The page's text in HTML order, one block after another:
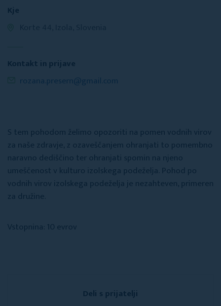
Kje
Kontakt in prijave
rozana.presern@gmail.com
S tem pohodom želimo opozoriti na pomen vodnih virov
za naše zdravje, z ozaveščanjem ohranjati to pomembno
naravno dediščino ter ohranjati spomin na njeno
umeščenost v kulturo izolskega podeželja. Pohod po
vodnih virov izolskega podeželja je nezahteven, primeren
za družine.
Vstopnina: 10 evrov
Deli s prijatelji